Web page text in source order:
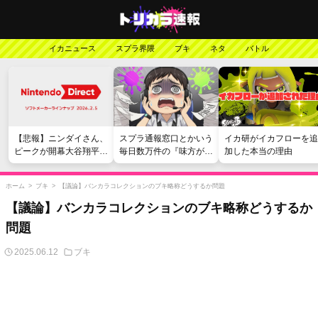
イカニュース スプラ界隈 ブキ ネタ バトル
【悲報】ニンダイさん、
ピークが開幕大谷翔平の
がっかりダイレクトだっ
たと言われてしまう
スプラ通報窓口とかいう
毎日数万件の『味方が弱
い』愚痴を読まされる苦
行
イカ研がイカフローを追
加した本当の理由
ホーム > ブキ > 【議論】バンカラコレクションのブキ略称どうするか問題
【議論】バンカラコレクションのブキ略称どうするか
問題
2025.06.12 ブキ